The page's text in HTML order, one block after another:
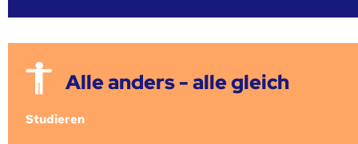
Alle anders - alle gleich
Studieren